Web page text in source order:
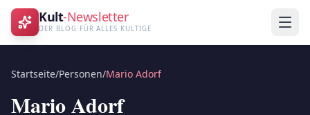
Kult-Newsletter
DER BLOG FÜR ALLES KULTIGE
Startseite/Personen/Mario Adorf
Mario Adorf